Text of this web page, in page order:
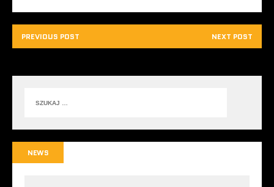
PREVIOUS POST NEXT POST
NEWS